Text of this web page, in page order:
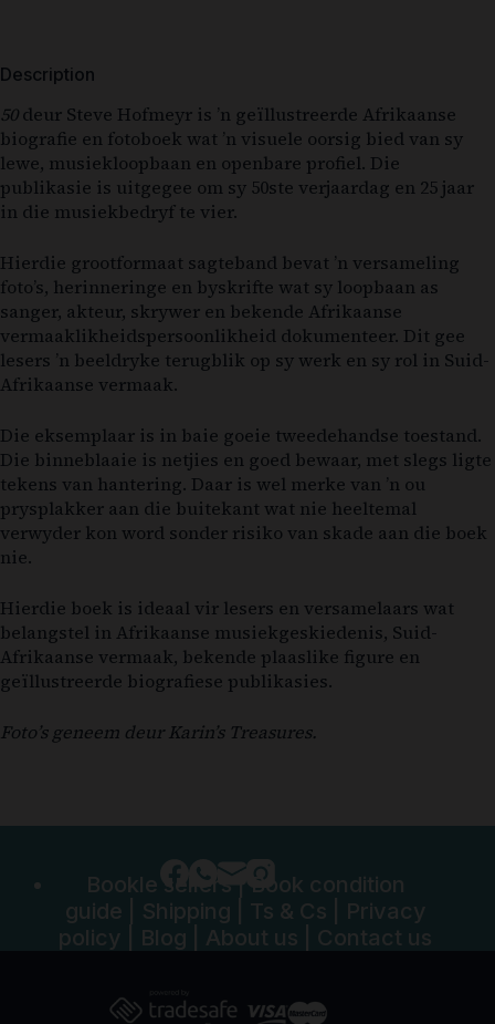
Description
50deur Steve Hofmeyr is ’n geïllustreerde Afrikaanse
biografie en fotoboek wat ’n visuele oorsig bied van sy
lewe, musiekloopbaan en openbare profiel. Die
publikasie is uitgegee om sy 50ste verjaardag en 25 jaar
in die musiekbedryf te vier.
Hierdie grootformaat sagteband bevat ’n versameling
foto’s, herinneringe en byskrifte wat sy loopbaan as
sanger, akteur, skrywer en bekende Afrikaanse
vermaaklikheidspersoonlikheid dokumenteer. Dit gee
lesers ’n beeldryke terugblik op sy werk en sy rol in Suid-
Afrikaanse vermaak.
Die eksemplaar is in baie goeie tweedehandse toestand.
Die binneblaaie is netjies en goed bewaar, met slegs ligte
tekens van hantering. Daar is wel merke van ’n ou
prysplakker aan die buitekant wat nie heeltemal
verwyder kon word sonder risiko van skade aan die boek
nie.
Hierdie boek is ideaal vir lesers en versamelaars wat
belangstel in Afrikaanse musiekgeskiedenis, Suid-
Afrikaanse vermaak, bekende plaaslike figure en
geïllustreerde biografiese publikasies.
Foto’s geneem deur Karin’s Treasures.
Bookle sellers|Book condition
guide
Shipping Ts & Cs
Privacy
policy
Blog About us Contact us